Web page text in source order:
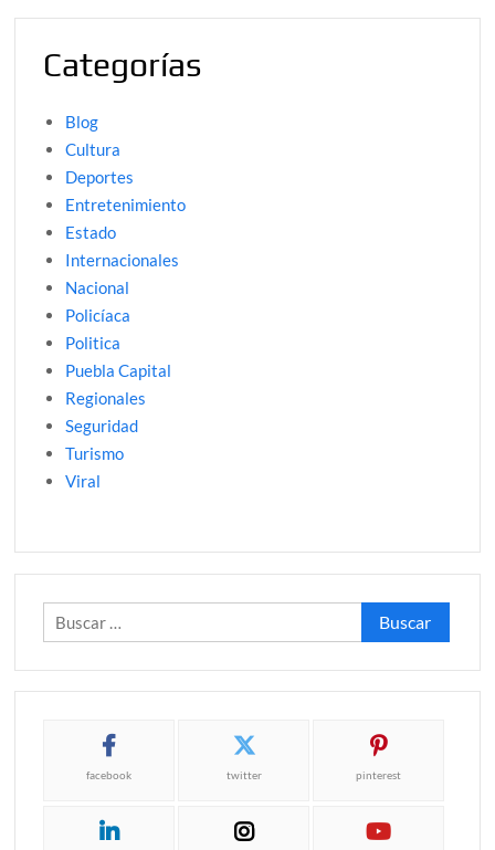
Categorías
Blog
Cultura
Deportes
Entretenimiento
Estado
Internacionales
Nacional
Policíaca
Politica
Puebla Capital
Regionales
Seguridad
Turismo
Viral
Buscar:
facebook twitter pinterest